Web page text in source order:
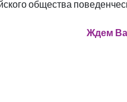
общества
Ждем